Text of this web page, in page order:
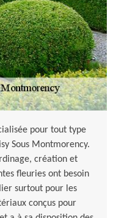
pour tout type
Sous Montmorency.
création et
fleuries ont besoin
surtout pour les
conçus pour